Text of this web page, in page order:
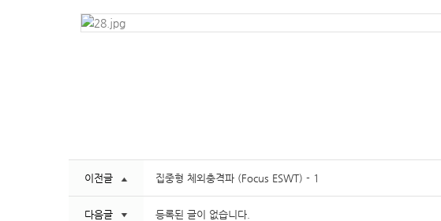
이전글 집중형 체외충격파 (Focus ESWT) - 1
다음글 등록된 글이 없습니다.